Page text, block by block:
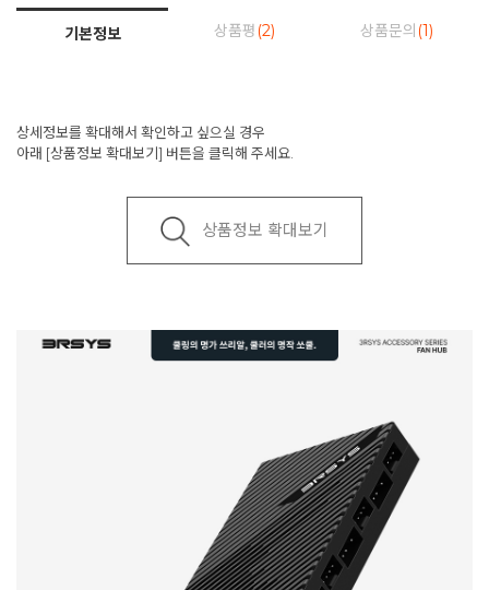
기본정보 상품평 (2) 상품문의 (1)
상세정보를 확대해서 확인하고 싶으실 경우
아래 [상품정보 확대보기] 버튼을 클릭해 주세요.
상품정보 확대보기